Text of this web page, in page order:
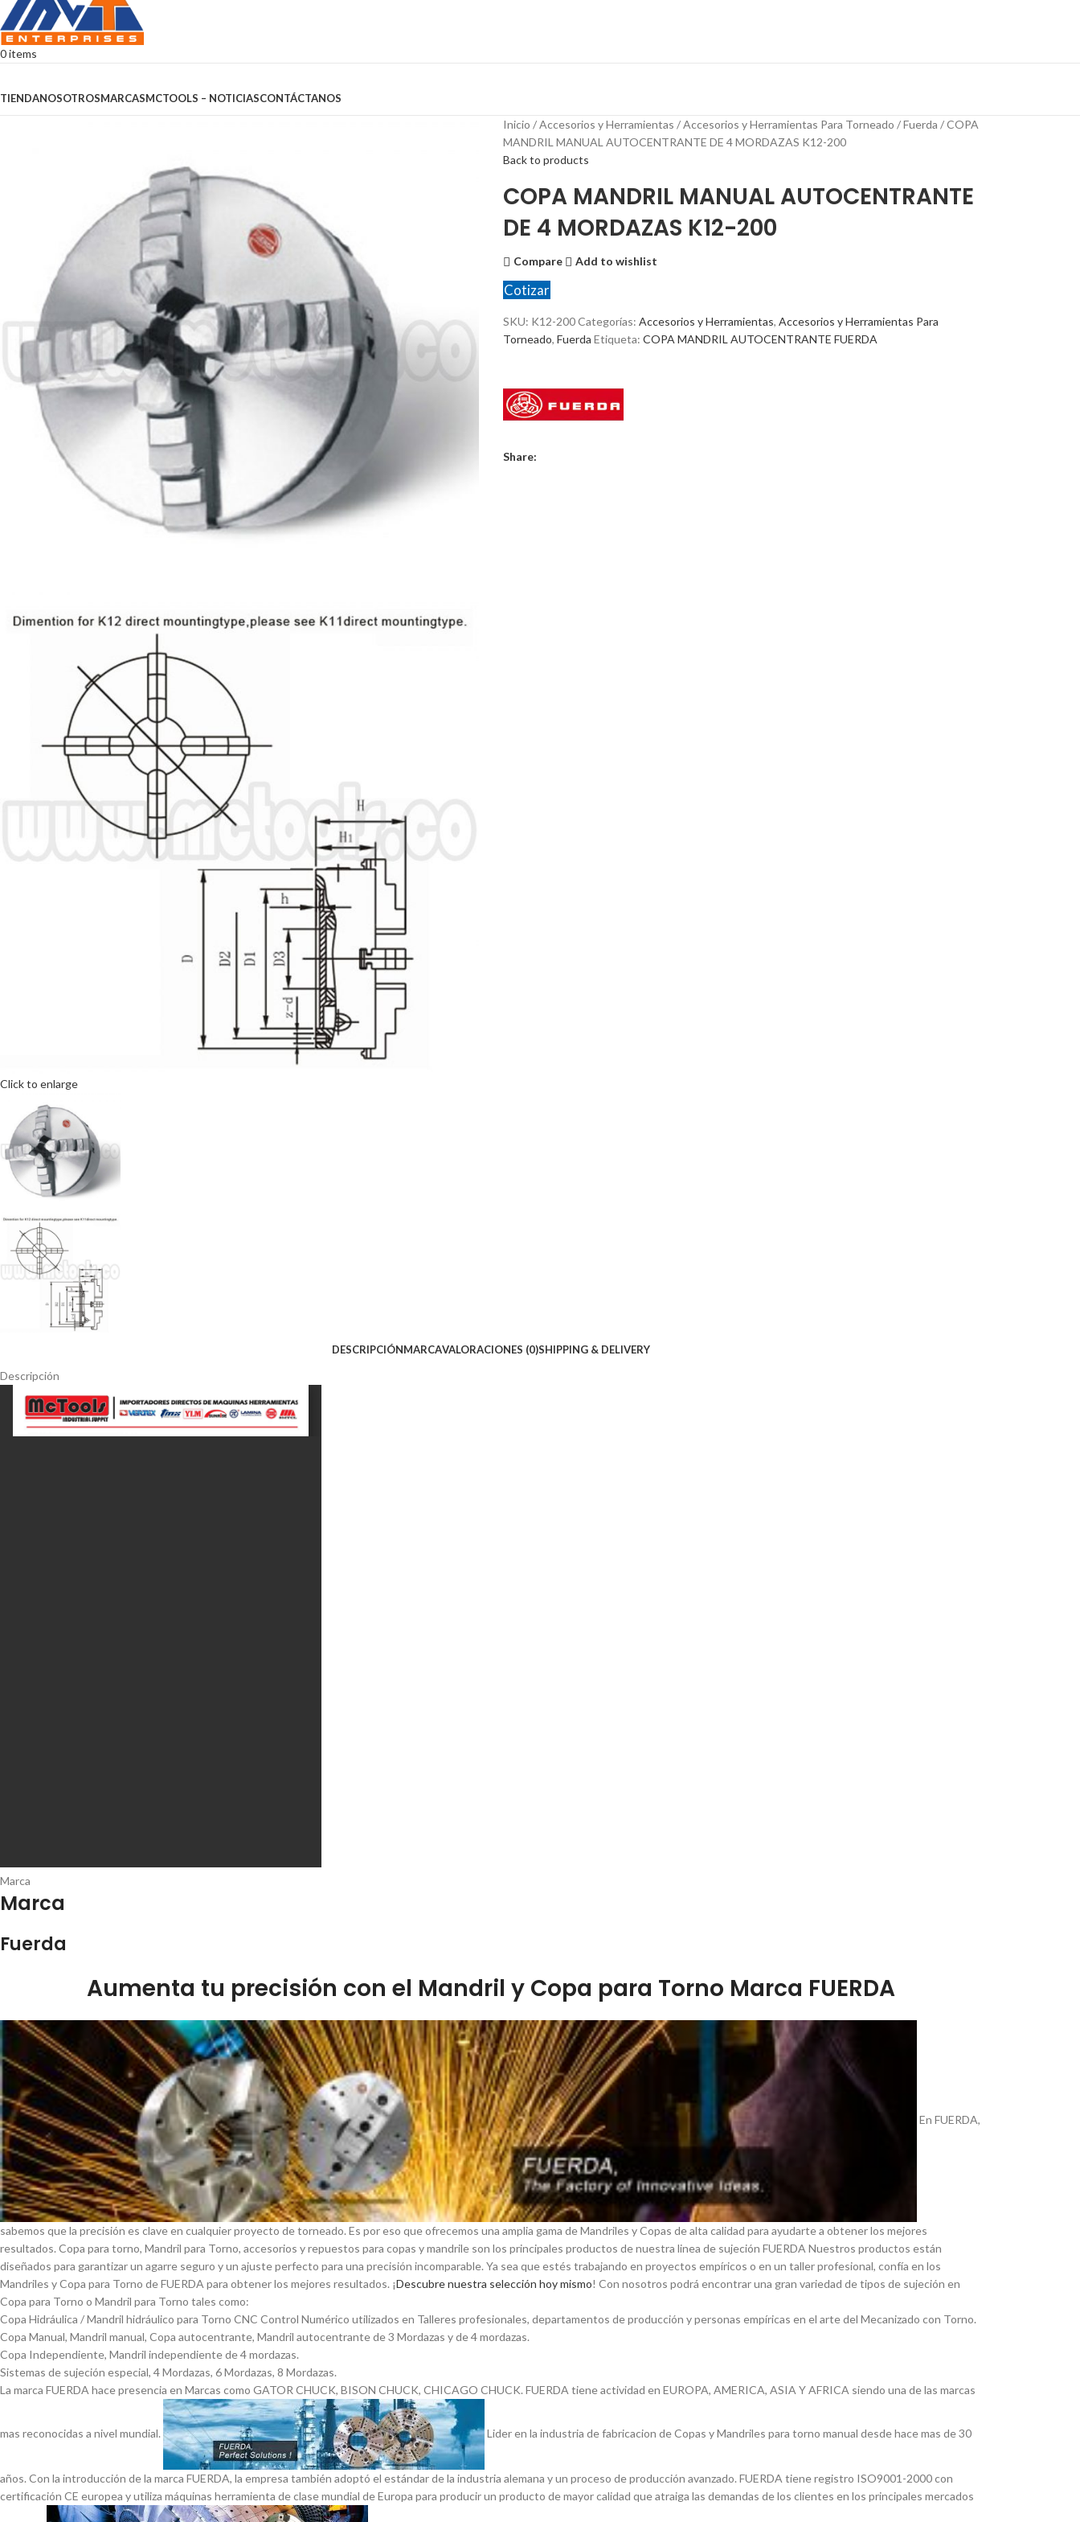
0items
TIENDANOSOTROSMARCASMCTOOLS – NOTICIASCONTÁCTANOS
Click to enlarge
Inicio Accesorios y Herramientas Accesorios y Herramientas Para Torneado Fuerda
COPA
MANDRIL MANUAL AUTOCENTRANTE DE 4 MORDAZAS K12-200
Back to products
COPA MANDRIL MANUAL AUTOCENTRANTE
DE 4 MORDAZAS K12-200
Compare Add to wishlist
Cotizar
SKU: K12-200Categorías: Accesorios y Herramientas, Accesorios y Herramientas Para
Torneado, Fuerda Etiqueta: COPA MANDRIL AUTOCENTRANTE FUERDA
Share:
DESCRIPCIÓNMARCAVALORACIONES (0)SHIPPING & DELIVERY
Descripción
Marca
Marca
Fuerda
Aumenta tu precisión con el Mandril y Copa para Torno Marca FUERDA
En FUERDA,
sabemos que la precisión es clave en cualquier proyecto de torneado. Es por eso que ofrecemos una amplia gama de Mandriles y Copas de alta calidad para ayudarte a obtener los mejores
resultados. Copa para torno, Mandril para Torno, accesorios y repuestos para copas y mandrile son los principales productos de nuestra linea de sujeción FUERDA Nuestros productos están
diseñados para garantizar un agarre seguro y un ajuste perfecto para una precisión incomparable. Ya sea que estés trabajando en proyectos empí­ricos o en un taller profesional, confí­a en los
Mandriles y Copa para Torno de FUERDA para obtener los mejores resultados. ¡Descubre nuestra selección hoy mismo! Con nosotros podrá encontrar una gran variedad de tipos de sujeción en
Copa para Torno o Mandril para Torno tales como:
Copa Hidráulica / Mandril hidráulico para Torno CNC Control Numérico utilizados en Talleres profesionales, departamentos de producción y personas empí­ricas en el arte del Mecanizado con Torno.
Copa Manual, Mandril manual, Copa autocentrante, Mandril autocentrante de 3 Mordazas y de 4 mordazas.
Copa Independiente, Mandril independiente de 4 mordazas.
Sistemas de sujeción especial, 4 Mordazas, 6 Mordazas, 8 Mordazas.
La marca FUERDA hace presencia en Marcas como GATOR CHUCK, BISON CHUCK, CHICAGO CHUCK. FUERDA tiene actividad en EUROPA, AMERICA, ASIA Y AFRICA siendo una de las marcas
mas reconocidas a nivel mundial. Lider en la industria de fabricacion de Copas y Mandriles para torno manual desde hace mas de 30
años. Con la introducción de la marca FUERDA, la empresa también adoptó el estándar de la industria alemana y un proceso de producción avanzado. FUERDA tiene registro ISO9001-2000 con
certificación CE europea y utiliza máquinas herramienta de clase mundial de Europa para producir un producto de mayor calidad que atraiga las demandas de los clientes en los principales mercados